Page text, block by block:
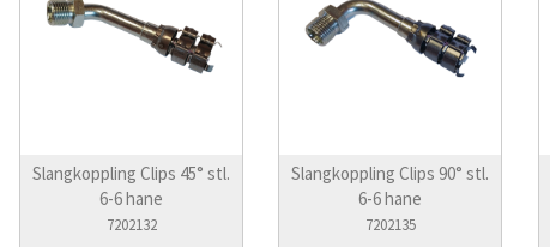
Slangkoppling Clips 45° stl.
6-6 hane
7202132
Slangkoppling Clips 90° stl.
6-6 hane
7202135